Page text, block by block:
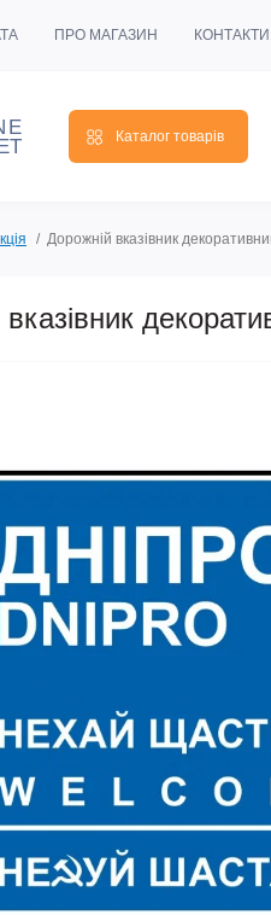
ПРО МАГАЗИН КОНТАКТИ
Каталог товарів
Дорожній вказівник